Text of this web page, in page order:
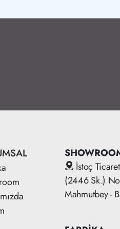
İstoç
(2446 Sk.)
Mahmutbey -